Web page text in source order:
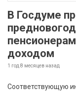
В Госдуме
доходом
1 год 8 месяцев назад
Соответствующую